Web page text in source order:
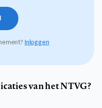
Inloggen
van het NTVG?